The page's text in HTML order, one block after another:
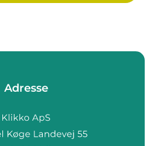
Adresse